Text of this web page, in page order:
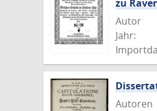
zu
Autor
Jahr:
Autoren